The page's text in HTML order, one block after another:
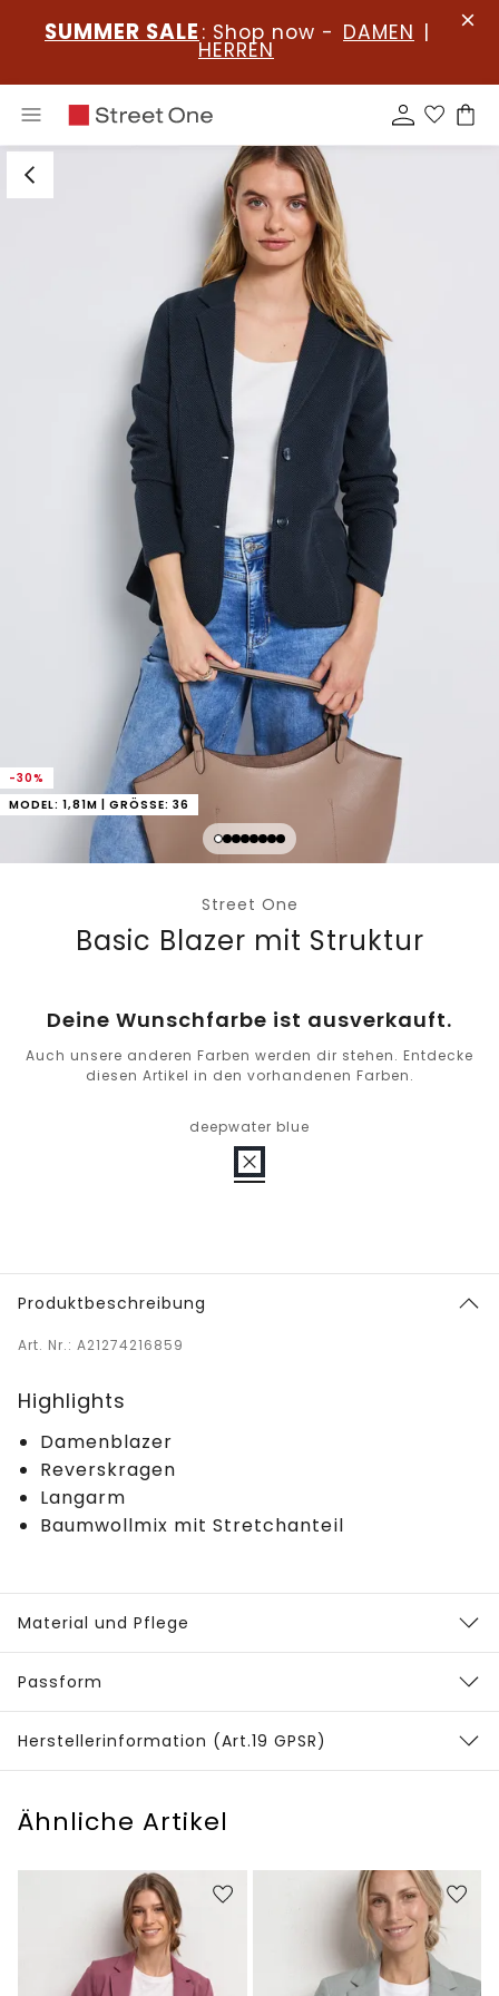
SUMMER SALE : Shop now - DAMEN |
HERREN
-30%
MODEL: 1,81M | GRÖSSE: 36
Street One
Basic Blazer mit Struktur
Deine Wunschfarbe ist ausverkauft.
Auch unsere anderen Farben werden dir stehen. Entdecke
diesen Artikel in den vorhandenen Farben.
deepwater blue
Produktbeschreibung
Art. Nr.: A21274216859
Highlights
Damenblazer
Reverskragen
Langarm
Baumwollmix mit Stretchanteil
Material und Pflege
Passform
Herstellerinformation (Art.19 GPSR)
Ähnliche Artikel